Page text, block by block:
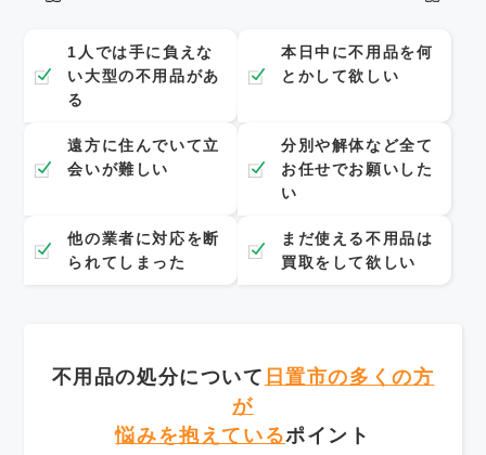
1人では手に負えな
い大型の不用品があ
る
本日中に不用品を何
とかして欲しい
遠方に住んでいて立
会いが難しい
分別や解体など全て
お任せでお願いした
い
他の業者に対応を断
られてしまった
まだ使える不用品は
買取をして欲しい
不用品の処分について 日置市の多くの方
が
悩みを抱えているポイント